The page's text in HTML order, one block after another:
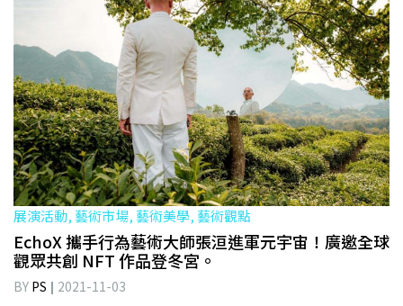
展演活動, 藝術市場, 藝術美學, 藝術觀點
EchoX 攜手行為藝術大師張洹進軍元宇宙！廣邀全球
觀眾共創 NFT 作品登冬宮。
BY PS
2021-11-03